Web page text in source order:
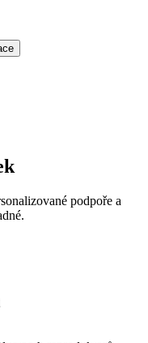
podpoře a